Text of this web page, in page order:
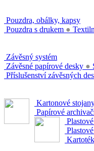
Pouzdra, obálky, kapsy
Pouzdra s drukem ●
Závěsný systém
Závěsné papírové desky ●
Příslušenství závěsných
Kartonové
Papírové